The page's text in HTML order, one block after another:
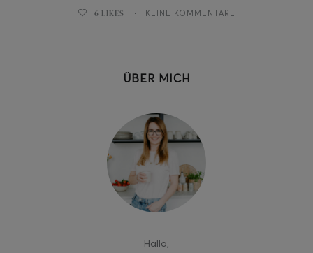
6 LIKES KEINE KOMMENTARE
ÜBER MICH
Hallo,